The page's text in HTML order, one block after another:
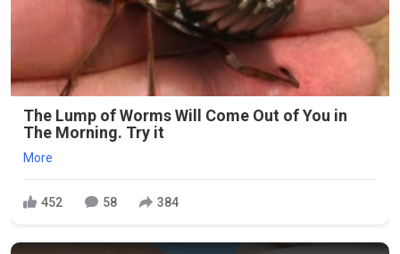
The Lump of Worms Will Come Out of You in
The Morning. Try it
More
452 58 384